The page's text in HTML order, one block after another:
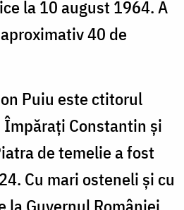
la 10 august 1964. A
40 de
Puiu este ctitorul
Constantin şi
de temelie a fost
Cu mari osteneli şi cu